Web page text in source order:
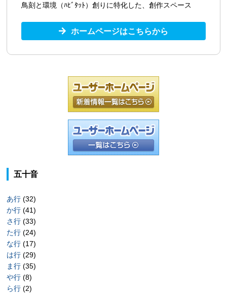
鳥刻と環境（ﾊﾋﾞﾀｯﾄ）創りに特化した、創作スペース
ホームページはこちらから
五十音
あ行 (32)
か行 (41)
さ行 (33)
た行 (24)
な行 (17)
は行 (29)
ま行 (35)
や行 (8)
ら行 (2)